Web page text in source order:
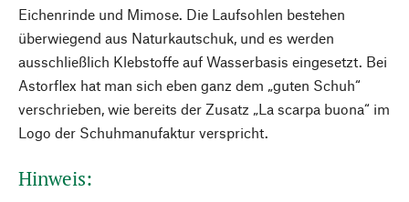
Eichenrinde und Mimose. Die Laufsohlen bestehen
überwiegend aus Naturkautschuk, und es werden
ausschließlich Klebstoffe auf Wasserbasis eingesetzt. Bei
Astorflex hat man sich eben ganz dem „guten Schuh“
verschrieben, wie bereits der Zusatz „La scarpa buona“ im
Logo der Schuhmanufaktur verspricht.
Hinweis: